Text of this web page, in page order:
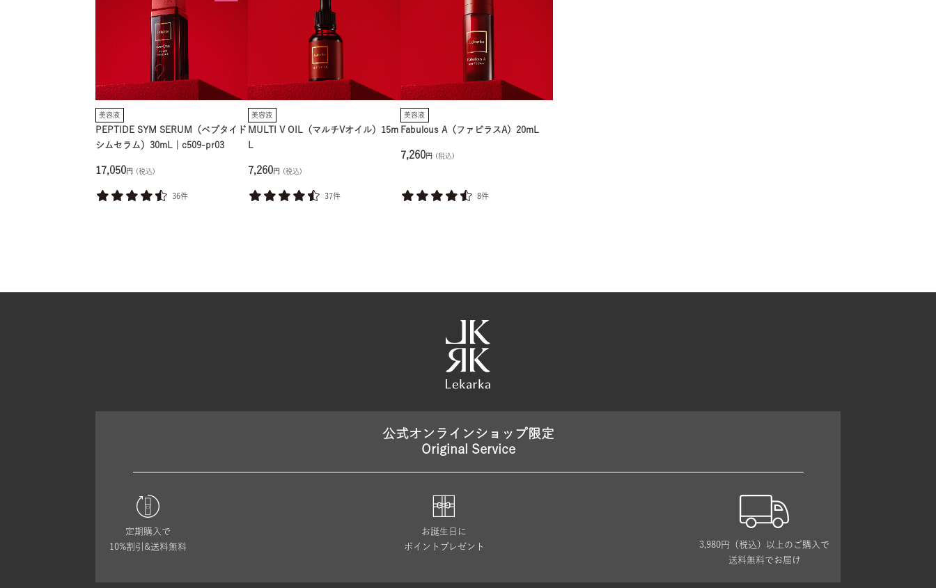
美容液
PEPTIDE SYM SERUM（ペプタイド
シムセラム）30mL｜c509-pr03
17,050 円 (税込)
36件
美容液
MULTI V OIL（マルチVオイル）15m
L
7,260 円 (税込)
37件
美容液
Fabulous A（ファビラスA）20mL
7,260 円 (税込)
8件
公式オンラインショップ限定
Original Service
定期購入で
10%割引&送料無料
お誕生日に
ポイントプレゼント
3,980円（税込）以上のご購入で
送料無料でお届け